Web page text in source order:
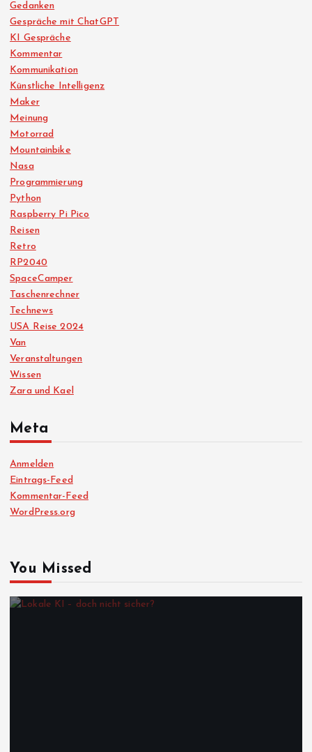
Gedanken
Gespräche mit ChatGPT
KI Gespräche
Kommentar
Kommunikation
Künstliche Intelligenz
Maker
Meinung
Motorrad
Mountainbike
Nasa
Programmierung
Python
Raspberry Pi Pico
Reisen
Retro
RP2040
SpaceCamper
Taschenrechner
Technews
USA Reise 2024
Van
Veranstaltungen
Wissen
Zara und Kael
Meta
Anmelden
Eintrags-Feed
Kommentar-Feed
WordPress.org
You Missed